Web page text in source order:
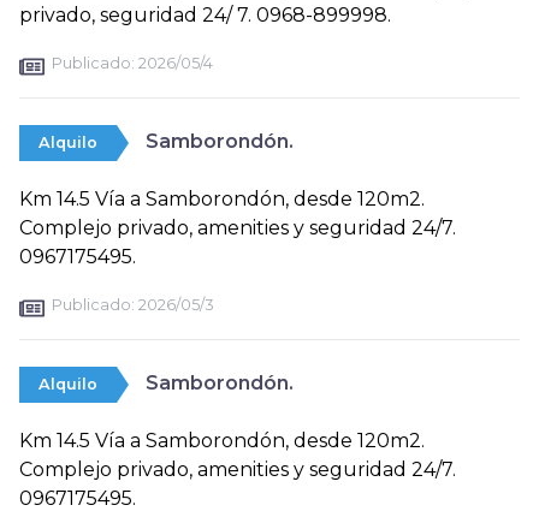
privado, seguridad 24/ 7. 0968-899998.
Publicado: 2026/05/4
Alquilo Samborondón.
Km 14.5 Vía a Samborondón, desde 120m2.
Complejo privado, amenities y seguridad 24/7.
0967175495.
Publicado: 2026/05/3
Alquilo Samborondón.
Km 14.5 Vía a Samborondón, desde 120m2.
Complejo privado, amenities y seguridad 24/7.
0967175495.